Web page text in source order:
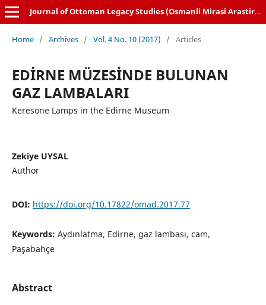
Journal of Ottoman Legacy Studies (Osmanli Mirasi Arastirmalari Dergisi)
Home / Archives / Vol. 4 No. 10 (2017) / Articles
EDİRNE MÜZESİNDE BULUNAN
GAZ LAMBALARI
Keresone Lamps in the Edirne Museum
Zekiye UYSAL
Author
DOI: https://doi.org/10.17822/omad.2017.77
Keywords: Aydınlatma, Edirne, gaz lambası, cam,
Paşabahçe
Abstract